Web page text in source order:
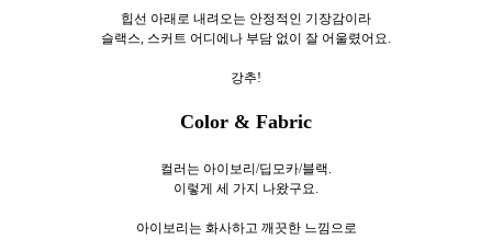
힙선 아래로 내려오는 안정적인 기장감이라
슬랙스, 스커트 어디에나 부담 없이 잘 어울렸어요.
강추!
Color & Fabric
컬러는 아이보리/딥모카/블랙.
이렇게 세 가지 나왔구요.
아이보리는 화사하고 깨끗한 느낌으로